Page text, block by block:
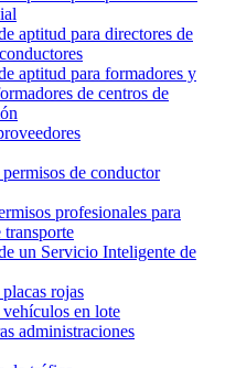
aptitud para directores de
aptitud para formadores y
de centros de
de conductor
profesionales para
transporte
un Servicio Inteligente de
rojas
en lote
administraciones